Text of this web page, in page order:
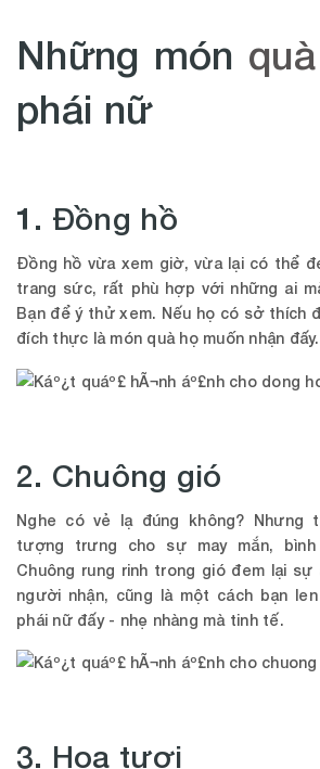
Những món
phái nữ
1. Đồng hồ
Đồng hồ vừa xem giờ, vừa lại có thể
trang sức, rất phù hợp với những ai
Bạn để ý thử xem. Nếu họ có sở thích
đích thực là món quà họ muốn nhận đấy.
2. Chuông gió
Nghe có vẻ lạ đúng không? Nhưng
tượng trưng cho sự may mắn, bình
Chuông rung rinh trong gió đem lại
người nhận, cũng là một cách bạn
phái nữ đấy - nhẹ nhàng mà tinh tế.
3. Hoa tươi